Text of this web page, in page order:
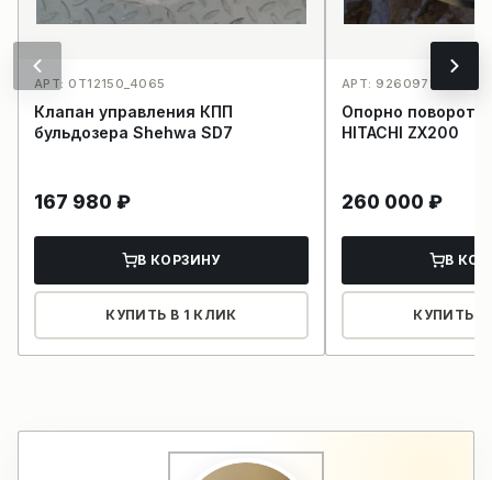
АРТ: 0T12150_4065
Клапан управления КПП
бульдозера Shehwa SD7
167 980 ₽
В КОРЗИНУ
КУПИТЬ В 1 КЛИК
АРТ: 9260971/
Опорно
HITACHI ZX200
260 000 ₽
В
КУПИТЬ В